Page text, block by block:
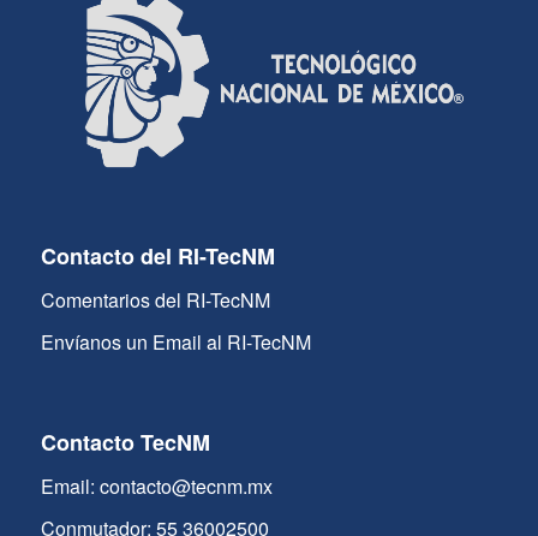
Contacto del RI-TecNM
Comentarios del RI-TecNM
Envíanos un Email al RI-TecNM
Contacto TecNM
Email: contacto@tecnm.mx
Conmutador: 55 36002500